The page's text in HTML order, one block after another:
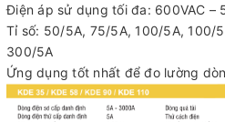
Điện áp sử dụng tối đa: 600VAC –
Tỉ số: 50/5A, 75/5A, 100/5A, 100/
300/5A
Ứng dụng tốt nhất để đo lường